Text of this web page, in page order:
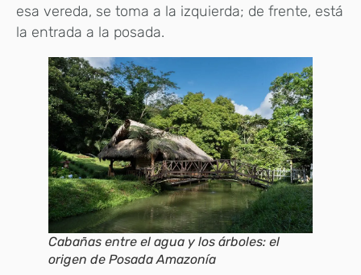
esa vereda, se toma a la izquierda; de frente, está
la entrada a la posada.
Cabañas entre el agua y los árboles: el
origen de Posada Amazonía